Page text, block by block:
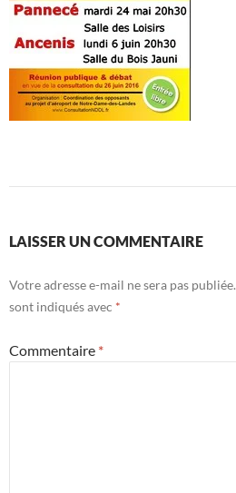
LAISSER UN COMMENTAIRE
Votre adresse e-mail ne sera pas publiée.
sont indiqués avec *
Commentaire *